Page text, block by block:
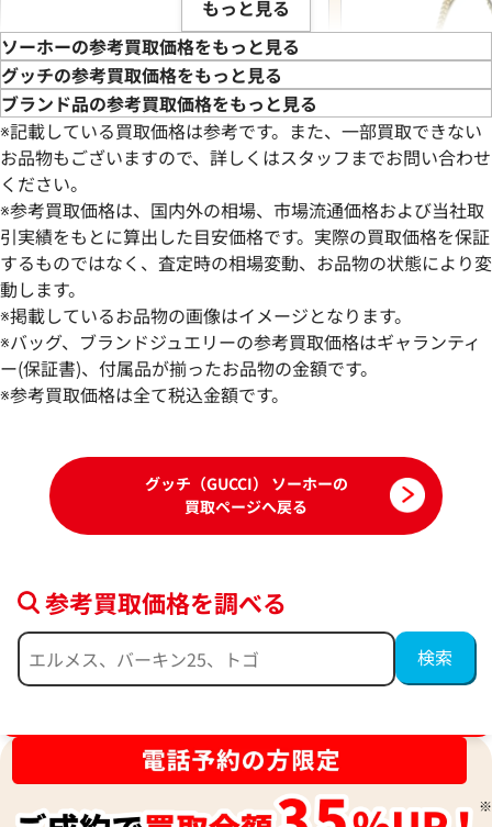
グッチ ソーホー ショルダーバッグ レザー
参考買取価格
78,000円
2026年1月17日時点
グッチ ソーホー
参考買取価格
75,000
グッチ ソーホー チェーンウォレット レザ
ー
参考買取価格
グッチ ソーホー
参考買取価格
もっと見る
ソーホーの参考買取価格をもっと見る
グッチの参考買取価格をもっと見る
ブランド品の参考買取価格をもっと見る
※記載している買取価格は参考です。また、一部買取できない
お品物もございますので、詳しくはスタッフまでお問い合わせ
ください。
※参考買取価格は、国内外の相場、市場流通価格および当社取
引実績をもとに算出した目安価格です。実際の買取価格を保証
するものではなく、査定時の相場変動、お品物の状態により変
動します。
※掲載しているお品物の画像はイメージとなります。
※バッグ、ブランドジュエリーの参考買取価格はギャランティ
ー(保証書)、付属品が揃ったお品物の金額です。
※参考買取価格は全て税込金額です。
グッチ（GUCCI） ソーホーの
買取ページへ戻る
参考買取価格を調べる